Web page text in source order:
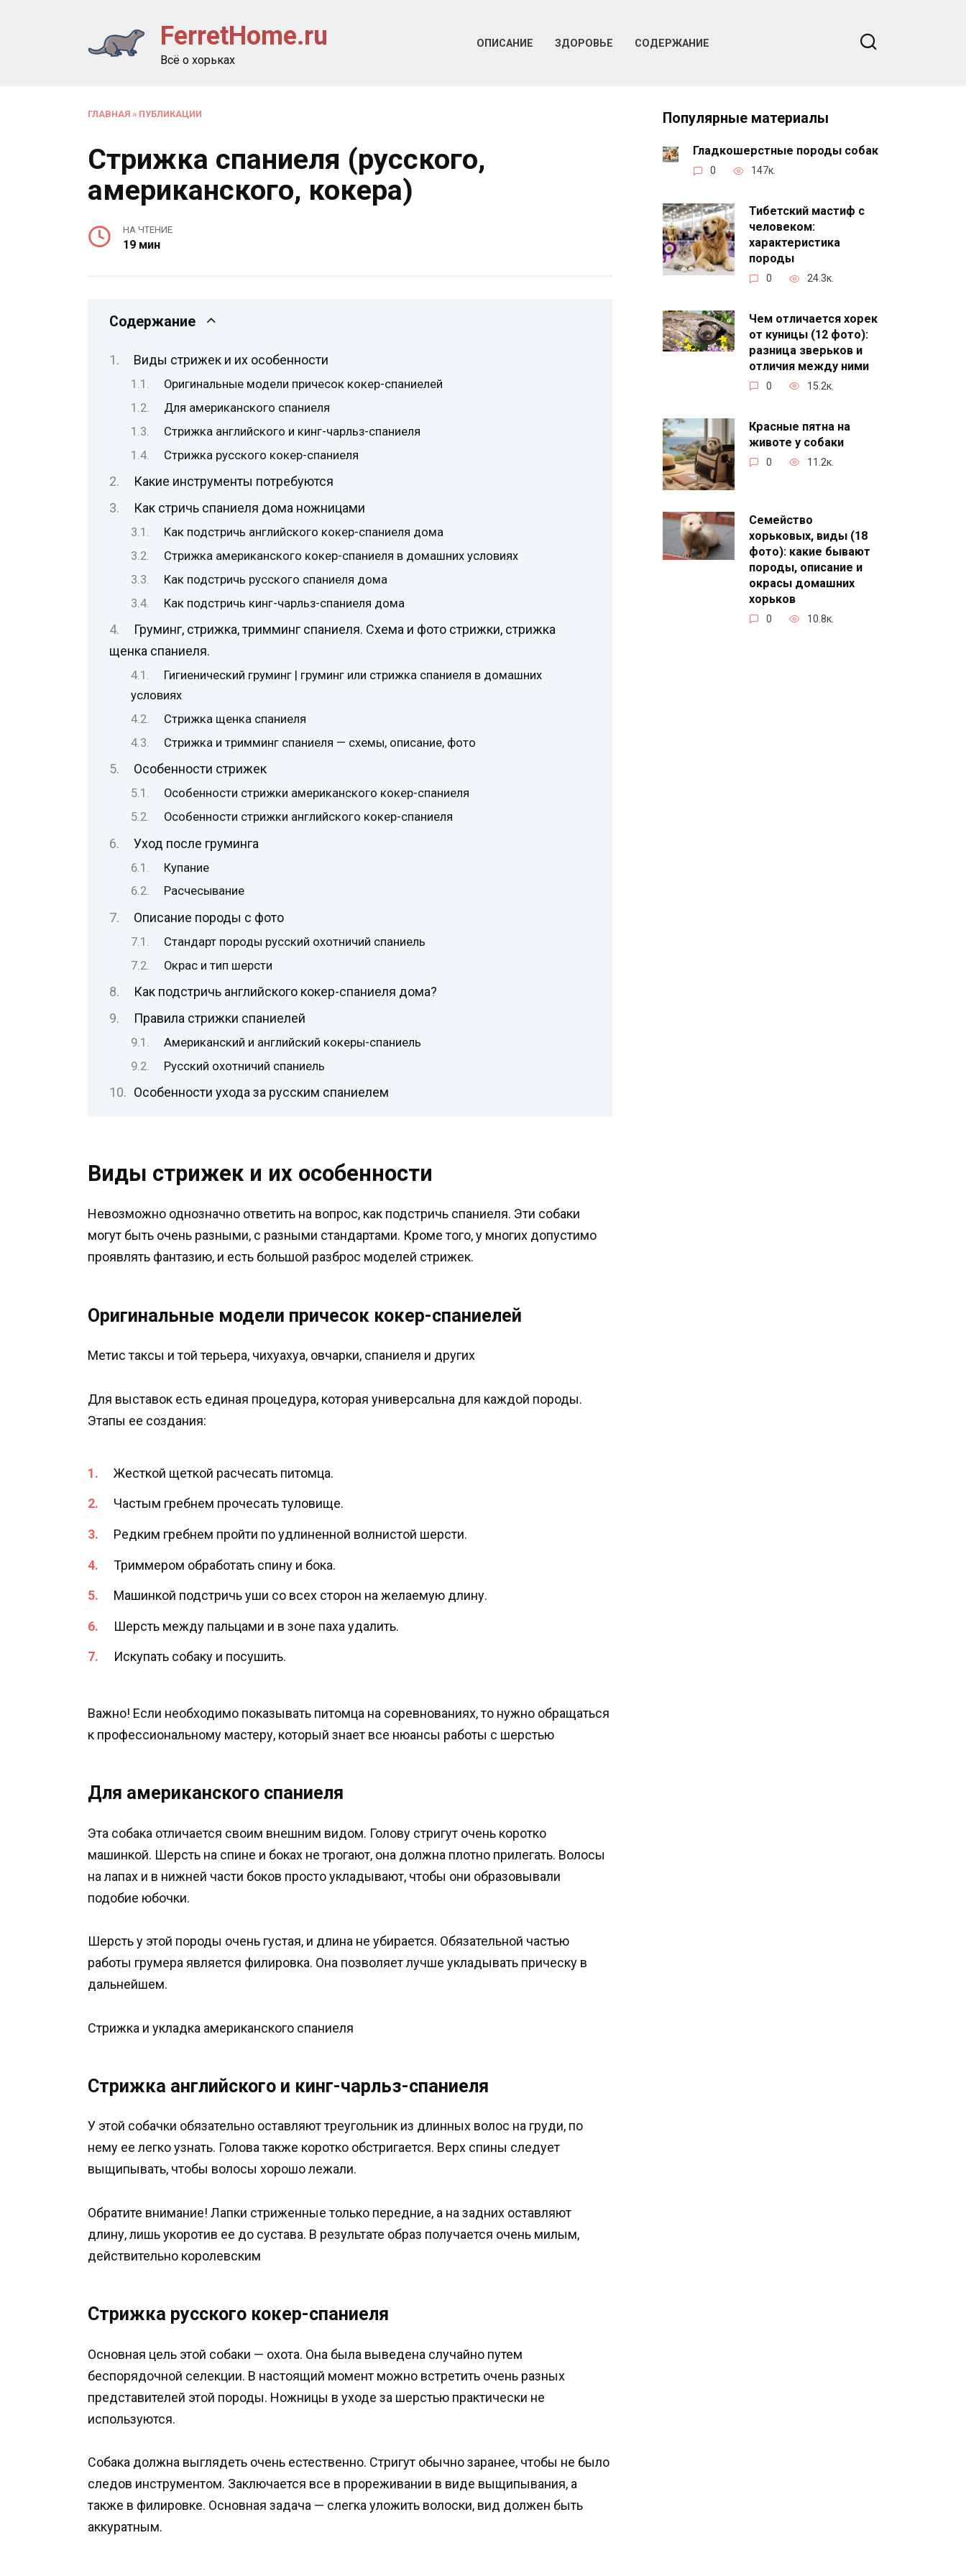
FerretHome.ru
Всё о хорьках
ОПИСАНИЕ ЗДОРОВЬЕ СОДЕРЖАНИЕ
ГЛАВНАЯ » ПУБЛИКАЦИИ
Стрижка спаниеля (русского,
американского, кокера)
НА ЧТЕНИЕ
19 мин
Содержание
Виды стрижек и их особенности
Оригинальные модели причесок кокер-спаниелей
Для американского спаниеля
Стрижка английского и кинг-чарльз-спаниеля
Стрижка русского кокер-спаниеля
Какие инструменты потребуются
Как стричь спаниеля дома ножницами
Как подстричь английского кокер-спаниеля дома
Стрижка американского кокер-спаниеля в домашних условиях
Как подстричь русского спаниеля дома
Как подстричь кинг-чарльз-спаниеля дома
Груминг, стрижка, тримминг спаниеля. Схема и фото стрижки, стрижка
щенка спаниеля.
Гигиенический груминг | груминг или стрижка спаниеля в домашних
условиях
Стрижка щенка спаниеля
Стрижка и тримминг спаниеля — схемы, описание, фото
Особенности стрижек
Особенности стрижки американского кокер-спаниеля
Особенности стрижки английского кокер-спаниеля
Уход после груминга
Купание
Расчесывание
Описание породы с фото
Стандарт породы русский охотничий спаниель
Окрас и тип шерсти
Как подстричь английского кокер-спаниеля дома?
Правила стрижки спаниелей
Американский и английский кокеры-спаниель
Русский охотничий спаниель
Особенности ухода за русским спаниелем
Виды стрижек и их особенности
Невозможно однозначно ответить на вопрос, как подстричь спаниеля. Эти собаки
могут быть очень разными, с разными стандартами. Кроме того, у многих допустимо
проявлять фантазию, и есть большой разброс моделей стрижек.
Оригинальные модели причесок кокер-спаниелей
Метис таксы и той терьера, чихуахуа, овчарки, спаниеля и других
Для выставок есть единая процедура, которая универсальна для каждой породы.
Этапы ее создания:
Жесткой щеткой расчесать питомца.
Частым гребнем прочесать туловище.
Редким гребнем пройти по удлиненной волнистой шерсти.
Триммером обработать спину и бока.
Машинкой подстричь уши со всех сторон на желаемую длину.
Шерсть между пальцами и в зоне паха удалить.
Искупать собаку и посушить.
Важно! Если необходимо показывать питомца на соревнованиях, то нужно обращаться
к профессиональному мастеру, который знает все нюансы работы с шерстью
Для американского спаниеля
Эта собака отличается своим внешним видом. Голову стригут очень коротко
машинкой. Шерсть на спине и боках не трогают, она должна плотно прилегать. Волосы
на лапах и в нижней части боков просто укладывают, чтобы они образовывали
подобие юбочки.
Шерсть у этой породы очень густая, и длина не убирается. Обязательной частью
работы грумера является филировка. Она позволяет лучше укладывать прическу в
дальнейшем.
Стрижка и укладка американского спаниеля
Стрижка английского и кинг-чарльз-спаниеля
У этой собачки обязательно оставляют треугольник из длинных волос на груди, по
нему ее легко узнать. Голова также коротко обстригается. Верх спины следует
выщипывать, чтобы волосы хорошо лежали.
Обратите внимание! Лапки стриженные только передние, а на задних оставляют
длину, лишь укоротив ее до сустава. В результате образ получается очень милым,
действительно королевским
Стрижка русского кокер-спаниеля
Основная цель этой собаки — охота. Она была выведена случайно путем
беспорядочной селекции. В настоящий момент можно встретить очень разных
представителей этой породы. Ножницы в уходе за шерстью практически не
используются.
Собака должна выглядеть очень естественно. Стригут обычно заранее, чтобы не было
следов инструментом. Заключается все в прореживании в виде выщипывания, а
также в филировке. Основная задача — слегка уложить волоски, вид должен быть
аккуратным.
Популярные материалы
Гладкошерстные породы собак
0 147к.
Тибетский мастиф с
человеком:
характеристика
породы
0 24.3к.
Чем отличается хорек
от куницы (12 фото):
разница зверьков и
отличия между ними
0 15.2к.
Красные пятна на
животе у собаки
0 11.2к.
Семейство
хорьковых, виды (18
фото): какие бывают
породы, описание и
окрасы домашних
хорьков
0 10.8к.